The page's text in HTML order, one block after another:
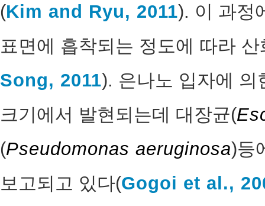
(Kim and Ryu, 2011). 이 과정
표면에 흡착되는 정도에 따라
Song, 2011). 은나노 입자에 의
크기에서 발현되는데 대장균(
(Pseudomonas aeruginosa)등
보고되고 있다(Gogoi et al.,